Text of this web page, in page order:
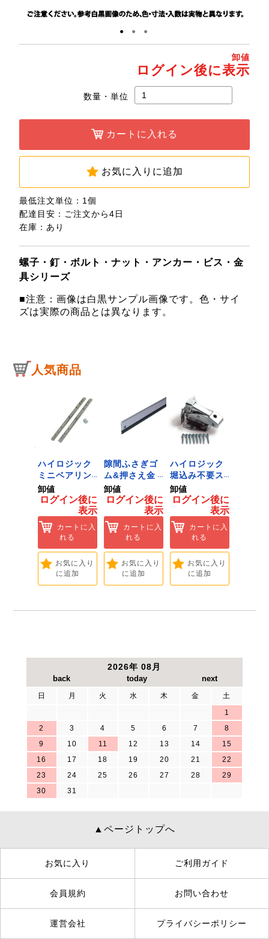
● ● ●
卸値
ログイン後に表示
数量・単位
カートに入れる
お気に入りに追加
最低注文単位：1個
配達目安：ご注文から4日
在庫：あり
螺子・釘・ボルト・ナット・アンカー・ビス・金
具シリーズ
■注意：画像は白黒サンプル画像です。色・サイ
ズは実際の商品とは異なります。
人気商品
ハイロジック
ミニベアリン
グタイプ 310
ミリ 72958
Hardware]
卸値
ログイン後に
表示
カートに入
れる
お気に入り
に追加
隙間ふさぎゴ
ム&押さえ金
物 72909
卸値
ログイン後に
表示
カートに入
れる
お気に入り
に追加
ハイロジック
堀込み不要ス
ライド蝶番S
無兼用 P-726
Hardware]
卸値
ログイン後に
表示
カートに入
れる
お気に入り
に追加
2026年 08月
日 月 火 水 木 金
土
1
2
3 4 5 6 7
8
9
10 11 12 13 14
15
16
17 18 19 20 21
22
23
24 25 26 27 28
29
30
31
▲ページトップへ
お気に入り ご利用ガイド
会員規約 お問い合わせ
運営会社 プライバシーポリシー